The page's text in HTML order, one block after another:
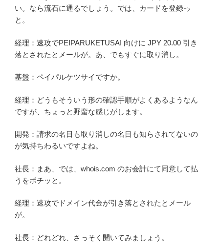
い。なら流石に通るでしょう。では、カードを登録っ
と。
経理：速攻でPEIPARUKETUSAI 向けに JPY 20.00 引き
落とされたとメールが。あ、でもすぐに取り消し。
基盤：ペイパルケツサイですか。
経理：どうもそういう形の確認手順がよくあるようなん
ですが、ちょっと野蛮な感じがします。
開発：請求の名目も取り消しの名目も知らされてないの
が気持ちわるいですよね。
社長：まあ、では、whois.com のお会計にて同意して払
うをポチッと。
経理：速攻でドメイン代金が引き落とされたとメール
が。
社長：どれどれ、さっそく開いてみましょう。